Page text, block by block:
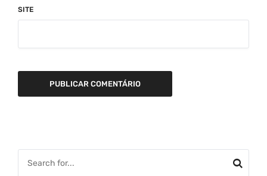
SITE